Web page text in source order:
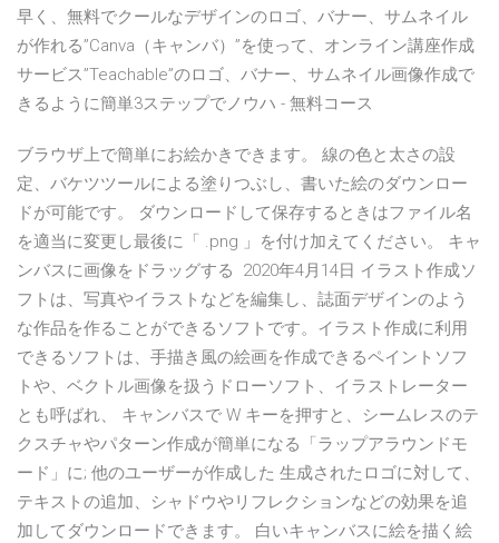
早く、無料でクールなデザインのロゴ、バナー、サムネイル
が作れる”Canva（キャンバ）”を使って、オンライン講座作成
サービス”Teachable”のロゴ、バナー、サムネイル画像作成で
きるように簡単3ステップでノウハ - 無料コース
ブラウザ上で簡単にお絵かきできます。 線の色と太さの設
定、バケツツールによる塗りつぶし、書いた絵のダウンロー
ドが可能です。 ダウンロードして保存するときはファイル名
を適当に変更し最後に「 .png 」を付け加えてください。 キャ
ンバスに画像をドラッグする 2020年4月14日 イラスト作成ソ
フトは、写真やイラストなどを編集し、誌面デザインのよう
な作品を作ることができるソフトです。イラスト作成に利用
できるソフトは、手描き風の絵画を作成できるペイントソフ
トや、ベクトル画像を扱うドローソフト、イラストレーター
とも呼ばれ、 キャンバスで W キーを押すと、シームレスのテ
クスチャやパターン作成が簡単になる「ラップアラウンドモ
ード」に; 他のユーザーが作成した 生成されたロゴに対して、
テキストの追加、シャドウやリフレクションなどの効果を追
加してダウンロードできます。 白いキャンバスに絵を描く絵